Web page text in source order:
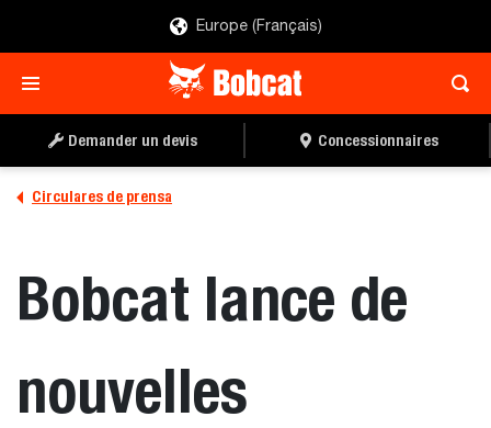
Europe (Français)
Demander un devis Concessionnaires
Circulares de prensa
Bobcat lance de
nouvelles